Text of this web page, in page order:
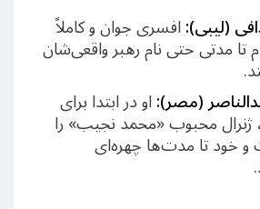
(لیبی):افسری جوان و کاملاً
تا مدتی حتی نام رهبر واقعی‌شان
(مصر):او در ابتدا برای
ژنرال محبوب «محمد نجیب» را
خود تا مدت‌ها چهره‌ای